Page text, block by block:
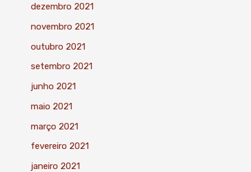
dezembro 2021
novembro 2021
outubro 2021
setembro 2021
junho 2021
maio 2021
março 2021
fevereiro 2021
janeiro 2021